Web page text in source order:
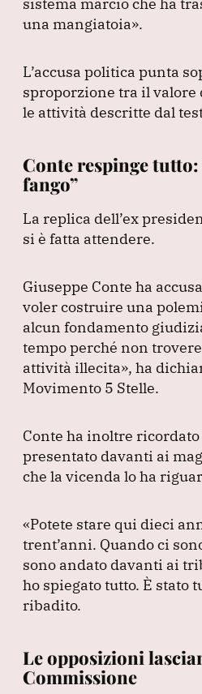
una mangiatoia».
L’accusa politica punta
sproporzione tra il valore
le attività descritte dal
Conte respinge
fango”
La replica dell’ex
si è fatta attendere.
Giuseppe Conte ha
voler costruire una
alcun fondamento
tempo perché non
attività illecita», ha
Movimento 5 Stelle.
Conte ha inoltre
presentato davanti ai
che la vicenda lo ha
«Potete stare qui dieci
trent’anni. Quando ci
sono andato davanti ai
ho spiegato tutto. È stato
ribadito.
Le opposizioni
Commissione